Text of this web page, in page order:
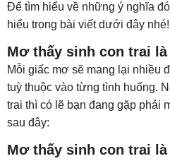
Để tìm hiểu về những ý nghĩa
hiểu trong bài viết dưới đây nhé!
Mơ thấy sinh con trai
Mỗi giấc mơ sẽ mang lại nhiều
tuỳ thuộc vào từng tình huống.
trai thì có lẽ bạn đang gặp phải
sau đây:
Mơ thấy sinh con trai